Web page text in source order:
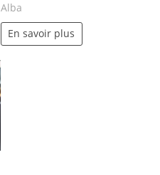
Alba
En savoir plus